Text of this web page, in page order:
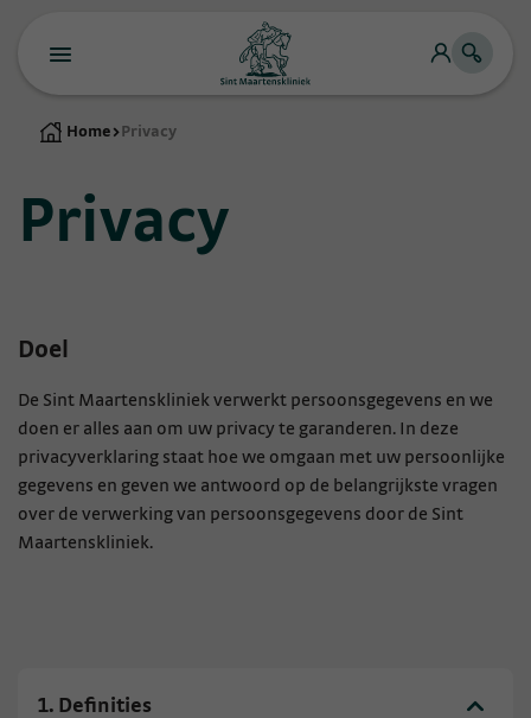
Home > Privacy
Privacy
Doel
De Sint Maartenskliniek verwerkt persoonsgegevens en we
doen er alles aan om uw privacy te garanderen. In deze
privacyverklaring staat hoe we omgaan met uw persoonlijke
gegevens en geven we antwoord op de belangrijkste vragen
over de verwerking van persoonsgegevens door de Sint
Maartenskliniek.
1. Definities